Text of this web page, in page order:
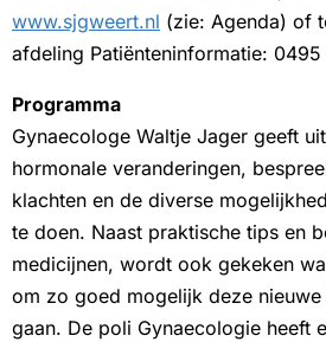
www.sjgweert.nl (zie: Agenda) of
afdeling Patiënteninformatie:
Programma
Gynaecologe Waltje Jager geeft
hormonale veranderingen,
klachten en de diverse
te doen. Naast praktische tips en
medicijnen, wordt ook gekeken
om zo goed mogelijk deze nieuwe
gaan. De poli Gynaecologie heeft